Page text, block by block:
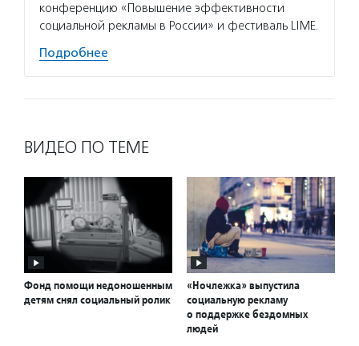
конференцию «Повышение эффективности
социальной рекламы в России» и фестиваль LIME.
Подробнее
ВИДЕО ПО ТЕМЕ
Фонд помощи недоношенным
детям снял социальный ролик
«Ночлежка» выпустила
социальную рекламу
о поддержке бездомных
людей